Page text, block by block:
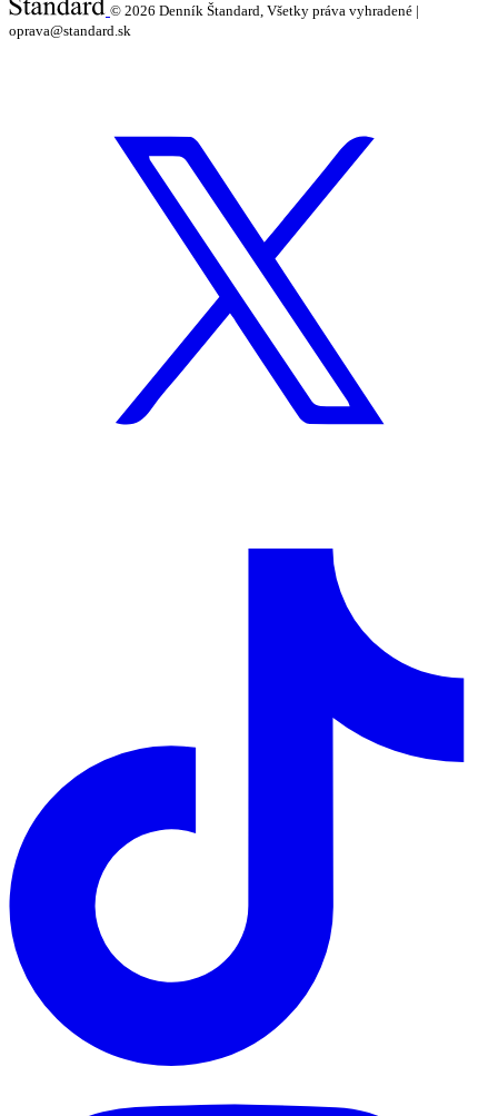
© 2026 Denník Štandard, Všetky práva vyhradené |
oprava@standard.sk